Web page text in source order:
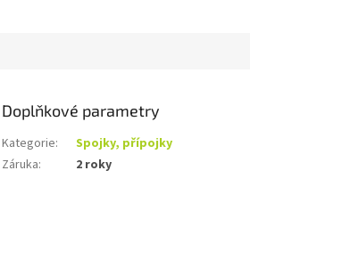
Doplňkové parametry
Kategorie:
Spojky, přípojky
Záruka: 2 roky